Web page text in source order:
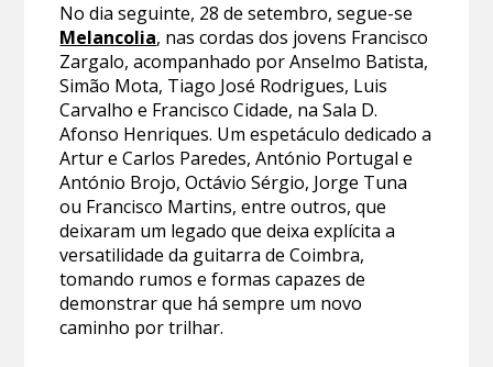
No dia seguinte, 28 de setembro, segue-se
Melancolia, nas cordas dos jovens Francisco
Zargalo, acompanhado por Anselmo Batista,
Simão Mota, Tiago José Rodrigues, Luis
Carvalho e Francisco Cidade, na Sala D.
Afonso Henriques. Um espetáculo dedicado a
Artur e Carlos Paredes, António Portugal e
António Brojo, Octávio Sérgio, Jorge Tuna
ou Francisco Martins, entre outros, que
deixaram um legado que deixa explícita a
versatilidade da guitarra de Coimbra,
tomando rumos e formas capazes de
demonstrar que há sempre um novo
caminho por trilhar.